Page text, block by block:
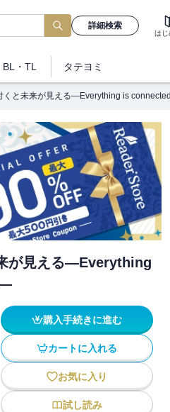
詳細検索
はじ
BL・TL タテヨミ
と未来が見える―Everything is
が見える―Everything
購入手続きに進む
カートに入れる
お気に入り
試し読み